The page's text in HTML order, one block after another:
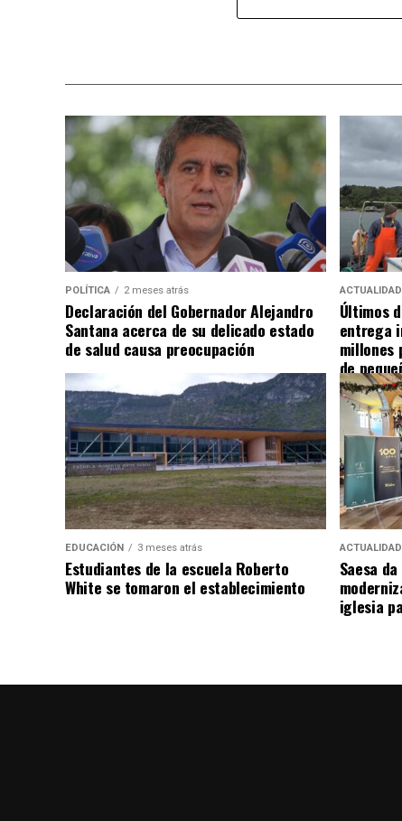
POLÍTICA 2 meses atrás
Declaración del Gobernador Alejandro
Santana acerca de su delicado estado
de salud causa preocupación
ACTUALIDAD
Últimos
entrega
millones
de
EDUCACIÓN 3 meses atrás
Estudiantes de la escuela Roberto
White se tomaron el establecimiento
ACTUALIDAD
Saesa
iglesia